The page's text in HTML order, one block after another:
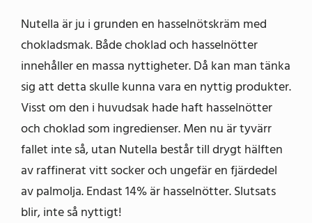
Nutella är ju i grunden en hasselnötskräm med
chokladsmak. Både choklad och hasselnötter
innehåller en massa nyttigheter. Då kan man tänka
sig att detta skulle kunna vara en nyttig produkter.
Visst om den i huvudsak hade haft hasselnötter
och choklad som ingredienser. Men nu är tyvärr
fallet inte så, utan Nutella består till drygt hälften
av raffinerat vitt socker och ungefär en fjärdedel
av palmolja. Endast 14% är hasselnötter. Slutsats
blir, inte så nyttigt!